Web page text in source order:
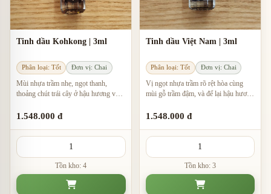
Tinh dầu Kohkong | 3ml
Phân loại: Tốt Đơn vị: Chai
Mùi nhựa trầm nhẹ, ngọt thanh,
thoảng chút trái cây ở hậu hương và
1.548.000 đ
Tồn kho: 4
Tinh dầu Việt Nam | 3ml
Phân loại: Tốt Đơn vị: Chai
Vị ngọt nhựa trầm rõ rệt hòa cùng
mùi gỗ trầm đậm, và để lại hậu hương
1.548.000 đ
Tồn kho: 3